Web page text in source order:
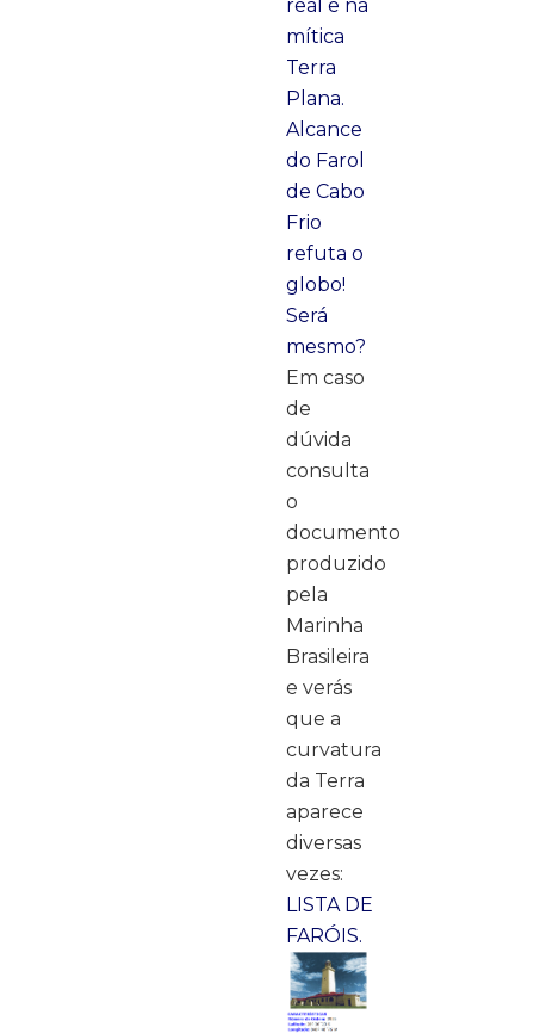
real e na
mítica
Terra
Plana.
Alcance
do Farol
de Cabo
Frio
refuta o
globo!
Será
mesmo?
Em caso
de
dúvida
consulta
o
documento
produzido
pela
Marinha
Brasileira
e verás
que a
curvatura
da Terra
aparece
diversas
vezes:
LISTA DE
FARÓIS.